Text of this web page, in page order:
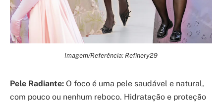
Imagem/Referência: Refinery29
Pele Radiante: O foco é uma pele saudável e natural,
com pouco ou nenhum reboco. Hidratação e proteção